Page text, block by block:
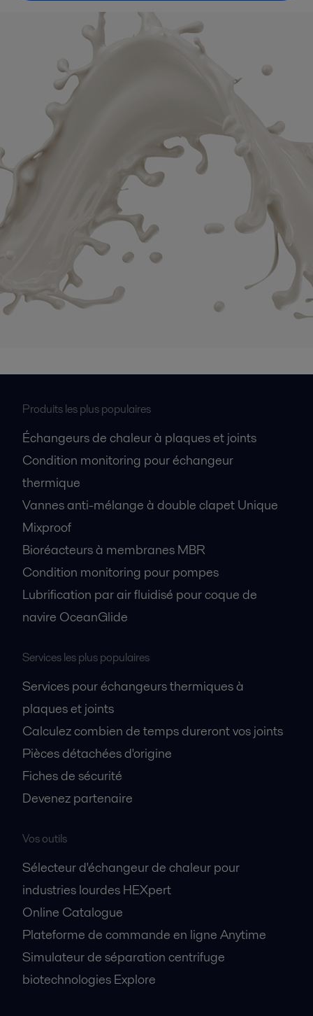
Produits les plus populaires
Échangeurs de chaleur à plaques et joints
Condition monitoring pour échangeur
thermique
Vannes anti-mélange à double clapet Unique
Mixproof
Bioréacteurs à membranes MBR
Condition monitoring pour pompes
Lubrification par air fluidisé pour coque de
navire OceanGlide
Services les plus populaires
Services pour échangeurs thermiques à
plaques et joints
Calculez combien de temps dureront vos joints
Pièces détachées d'origine
Fiches de sécurité
Devenez partenaire
Vos outils
Sélecteur d'échangeur de chaleur pour
industries lourdes HEXpert
Online Catalogue
Plateforme de commande en ligne Anytime
Simulateur de séparation centrifuge
biotechnologies Explore